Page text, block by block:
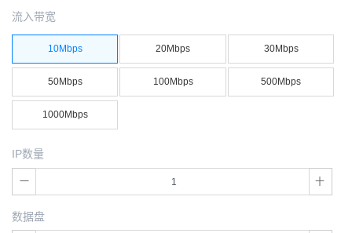
流入带宽
10Mbps 20Mbps 30Mbps
50Mbps 100Mbps 500Mbps
1000Mbps
IP数量
数据盘